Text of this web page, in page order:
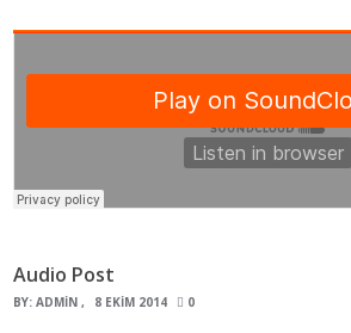
Audio Post
BY:ADMIN 8 EKIM 2014 0